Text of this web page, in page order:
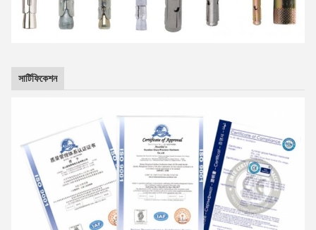
সার্টিফিকেশন